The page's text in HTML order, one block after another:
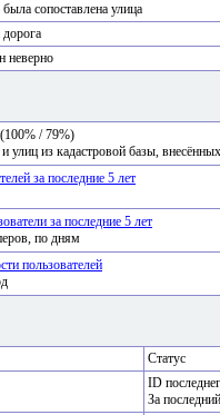
сопоставлена улица
неверно
(100% / 79%)
улиц из кадастровой базы,
за последние 5 лет
за последние 5 лет
по дням
пользователей
Статус
ID
За